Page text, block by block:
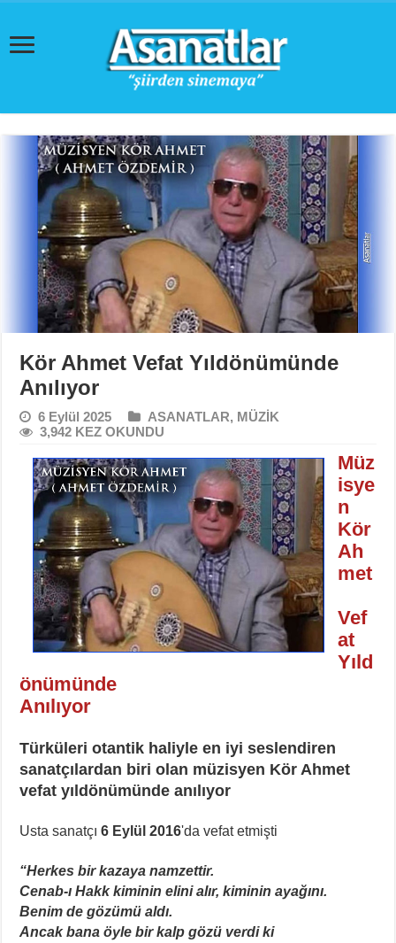
Kör Ahmet Vefat Yıldönümünde
Anılıyor
6 Eylül 2025 ASANATLAR, MÜZİK
3,942 KEZ OKUNDU
Müz
isye
n
Kör
Ah
met
Vef
at
Yıld
önümünde
Anılıyor
Türküleri otantik haliyle en iyi seslendiren
sanatçılardan biri olan müzisyen Kör Ahmet
vefat yıldönümünde anılıyor
Usta sanatçı6 Eylül 2016'da vefat etmişti
“Herkes bir kazaya namzettir.
Cenab-ı Hakk kiminin elini alır, kiminin ayağını.
Benim de gözümü aldı.
Ancak bana öyle bir kalp gözü verdi ki